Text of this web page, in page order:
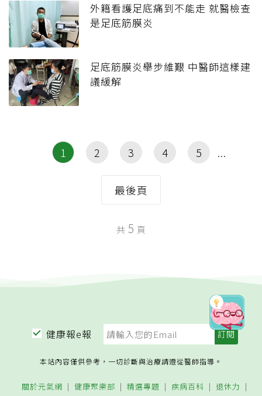
外籍看護足底痛到不能走 就醫檢查
是足底筋膜炎
足底筋膜炎舉步維艱 中醫師這樣建
議緩解
1 2 3 4 5
最後頁
共 5 頁
健康報e報
本站內容僅供參考，一切診斷與治療請遵從醫師指導。
關於元氣網 健康聚樂部 精選專題 疾病百科 退休力